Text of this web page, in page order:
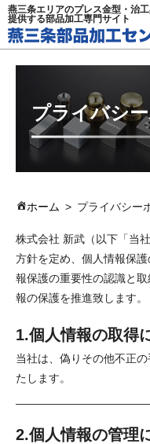
燕三条エリアのプレス金型・治
提供する部品加工専門サイト
プライバシ
ホーム プライバシー
株式会社 新武（以下「当
方針を定め、個人情報保
報保護の重要性の認識と
報の保護を推進致します。
1.個人情報の取得
当社は、偽りその他不正
たします。
2.個人情報の管理